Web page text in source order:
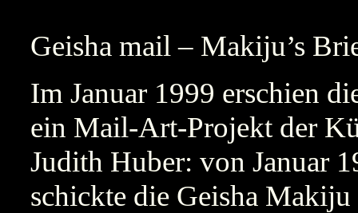
Geisha mail – Makiju’s
Im Januar 1999 erschien
ein Mail-Art-Projekt der
Judith Huber: von Januar
schickte die Geisha